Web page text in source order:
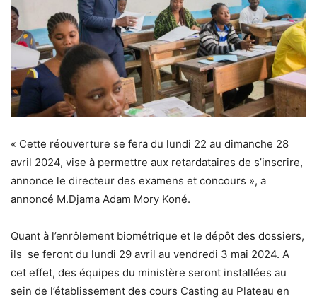
« Cette réouverture se fera du lundi 22 au dimanche 28
avril 2024, vise à permettre aux retardataires de s’inscrire,
annonce le directeur des examens et concours », a
annoncé M.Djama Adam Mory Koné.
Quant à l’enrôlement biométrique et le dépôt des dossiers,
ils se feront du lundi 29 avril au vendredi 3 mai 2024. A
cet effet, des équipes du ministère seront installées au
sein de l’établissement des cours Casting au Plateau en